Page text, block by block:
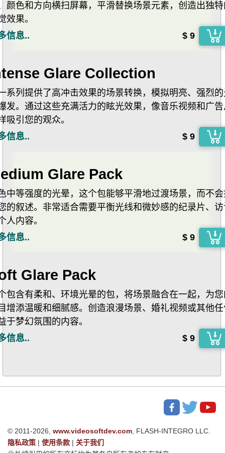
颜色和方向横扫屏幕，平滑替换场景元素，创造出独
效果。
信息..
$ 9
Glare Collection
系列提供了高冲击效果的场景转换，模拟明亮、强烈
发。通过这些充满活力的眩光效果，像音乐视频和广
吸引您的观众。
信息..
$ 9
Glare Pack
中等强度的光晕，这个包能够平滑地过渡场景，而不
的叙述。非常适合需要平衡光线和微妙感的纪录片、
人内容。
信息..
$ 9
Glare Pack
包含有柔和、环境光晕的包，将场景融合在一起，为
增添温暖和细腻感。创造浪漫场景、婚礼视频或其他
于梦幻氛围的内容。
信息..
$ 9
© 2011-2026, www.videosoftdev.com, FLASH-INTEGRO LLC.
隐私政策 | 使用条款 | 关于我们